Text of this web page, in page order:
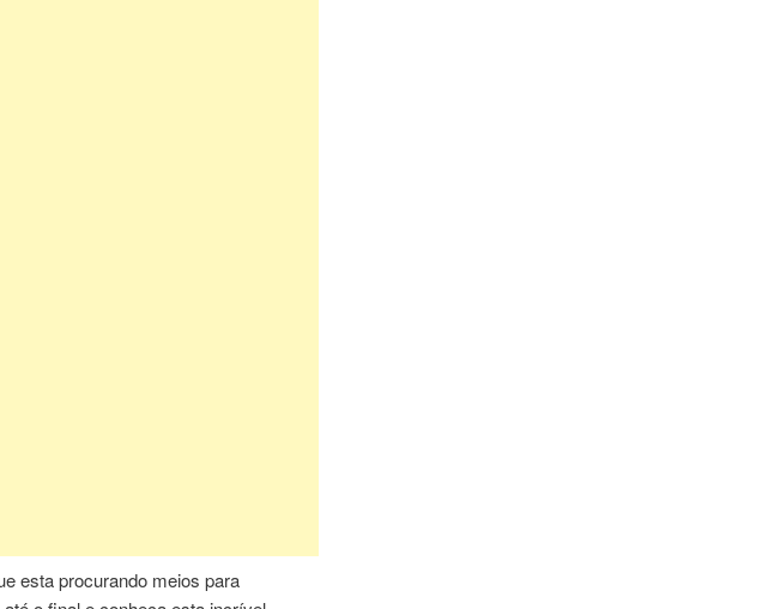
esta procurando meios para